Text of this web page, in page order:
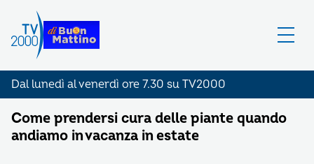
Dal lunedì al venerdì ore 7.30 su TV2000
Come prendersi cura delle piante quando
andiamo in vacanza in estate